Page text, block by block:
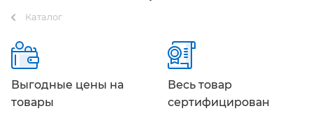
Каталог
Выгодные цены на
товары
Весь товар
сертифицирован